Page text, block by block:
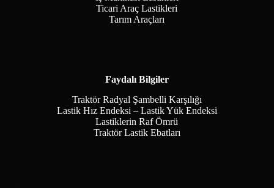
Ticari Araç Lastikleri
Tarım Araçları
Faydalı Bilgiler
Traktör Radyal Şambelli Karşılığı
Lastik Hız Endeksi – Lastik Yük Endeksi
Lastiklerin Raf Ömrü
Traktör Lastik Ebatları